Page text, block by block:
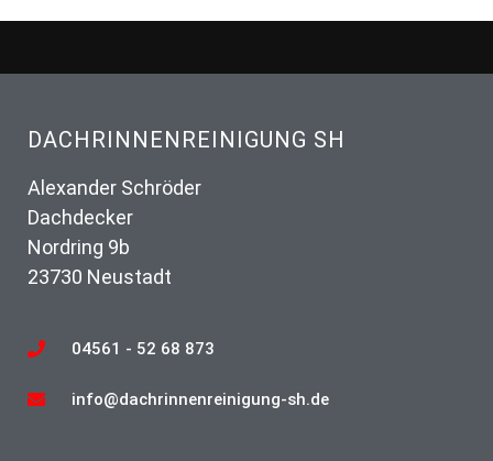
DACHRINNENREINIGUNG SH
Alexander Schröder
Dachdecker
Nordring 9b
23730 Neustadt
04561 - 52 68 873
info@dachrinnenreinigung-sh.de